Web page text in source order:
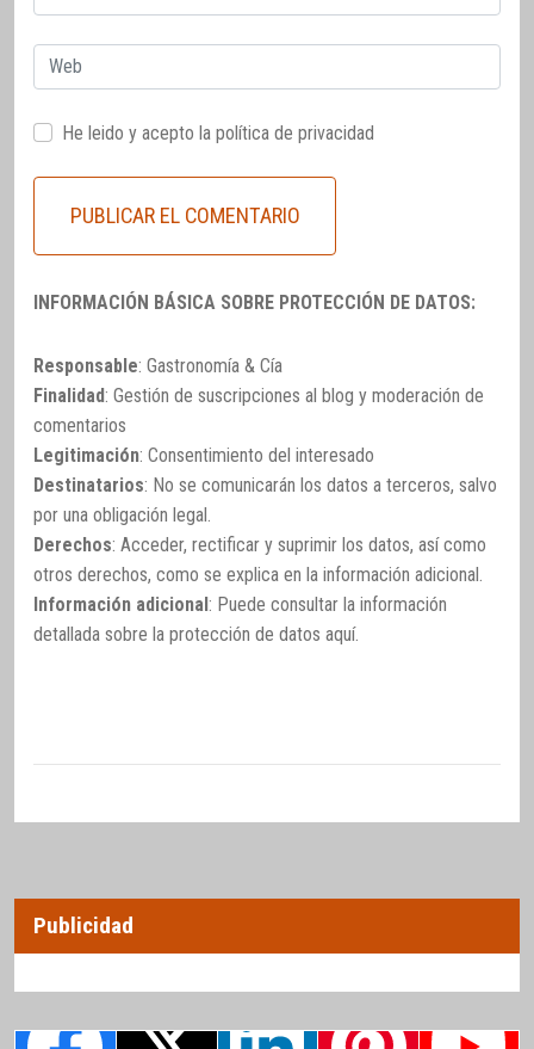
electrónico
Web
He leido y acepto la política de privacidad
INFORMACIÓN BÁSICA SOBRE PROTECCIÓN DE DATOS:
Responsable: Gastronomía & Cía
Finalidad: Gestión de suscripciones al blog y moderación de
comentarios
Legitimación: Consentimiento del interesado
Destinatarios: No se comunicarán los datos a terceros, salvo
por una obligación legal.
Derechos: Acceder, rectificar y suprimir los datos, así como
otros derechos, como se explica en la información adicional.
Información adicional: Puede consultar la información
detallada sobre la protección de datos aquí.
Publicidad